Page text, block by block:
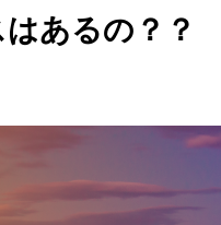
あるの？？